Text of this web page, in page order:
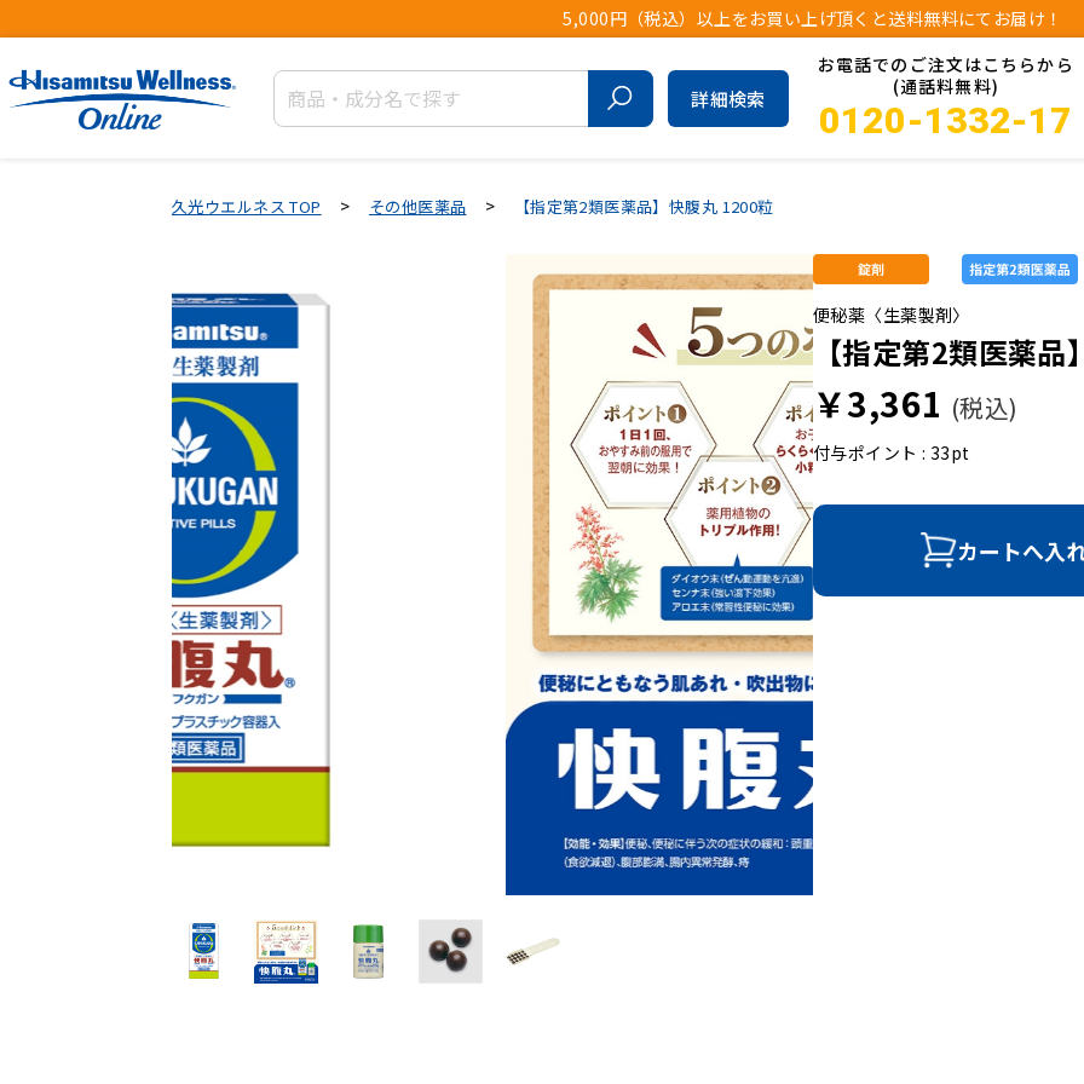
5,000円（税込）以上をお買い上げ頂くと送料無料にてお届け！
詳細検索
お電話でのご注文はこちらから
(通話料無料)
0120-1332-17
久光ウエルネス TOP > その他医薬品 > 【指定第2類医薬品】快腹丸 1200粒
便秘薬〈生薬製剤〉
【指定第2類医薬
￥3,361 (税込)
付与ポイント : 33pt
カートへ入